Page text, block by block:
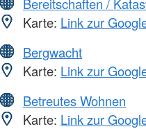
Karte: Link zur
Bergwacht
Karte: Link zur
Betreutes Wohnen
Karte: Link zur